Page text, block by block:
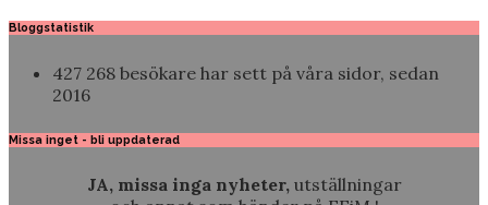
Bloggstatistik
427 268 besökare har sett på våra sidor, sedan
2016
Missa inget - bli uppdaterad
JA, missa inga nyheter,utställningar